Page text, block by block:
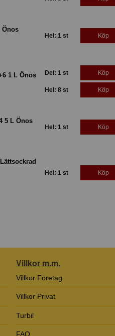
Önos
Hel: 1 st Köp
1 L Önos Del: 1 st Köp
Hel: 8 st Köp
5 L Önos
Hel: 1 st Köp
Hel: 1 st Köp
Villkor m.m.
Villkor Företag
Villkor Privat
Turbil
FAQ